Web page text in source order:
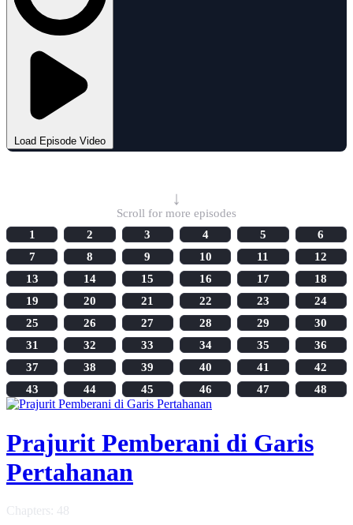
Load Episode Video
↓
Scroll for more episodes
1
2 3 4 5
6
7
8 9 10 11
12
13
14 15 16 17
18
19
20 21 22 23
24
25
26 27 28 29
30
31
32 33 34 35
36
37
38 39 40 41
42
43
44 45 46 47 48
Prajurit Pemberani di Garis
Pertahanan
Chapters: 48